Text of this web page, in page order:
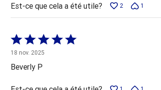
Est-ce que cela a été utile? 2 1
Coté
5 sur
5
18 nov. 2025
Beverly P